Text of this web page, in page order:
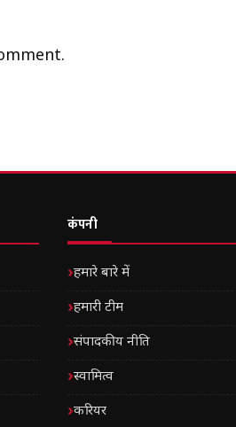
कंपनी
हमारे बारे में
हमारी टीम
संपादकीय नीति
स्वामित्व
करियर